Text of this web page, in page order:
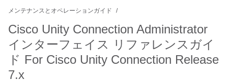
メンテナンスとオペレーションガイド
Cisco Unity Connection Administrator
インターフェイス リファレンスガイ
ド For Cisco Unity Connection Release
7.x